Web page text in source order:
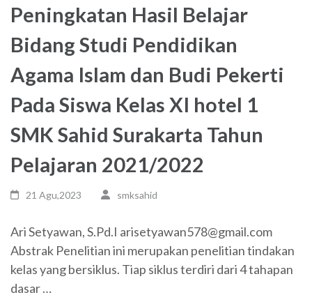
Peningkatan Hasil Belajar
Bidang Studi Pendidikan
Agama Islam dan Budi Pekerti
Pada Siswa Kelas XI hotel 1
SMK Sahid Surakarta Tahun
Pelajaran 2021/2022
21 Agu,2023 smksahid
Ari Setyawan, S.Pd.I arisetyawan578@gmail.com
Abstrak Penelitian ini merupakan penelitian tindakan
kelas yang bersiklus. Tiap siklus terdiri dari 4 tahapan
dasar …